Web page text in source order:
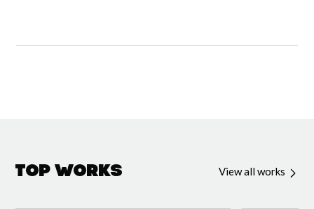
Top Works View all works